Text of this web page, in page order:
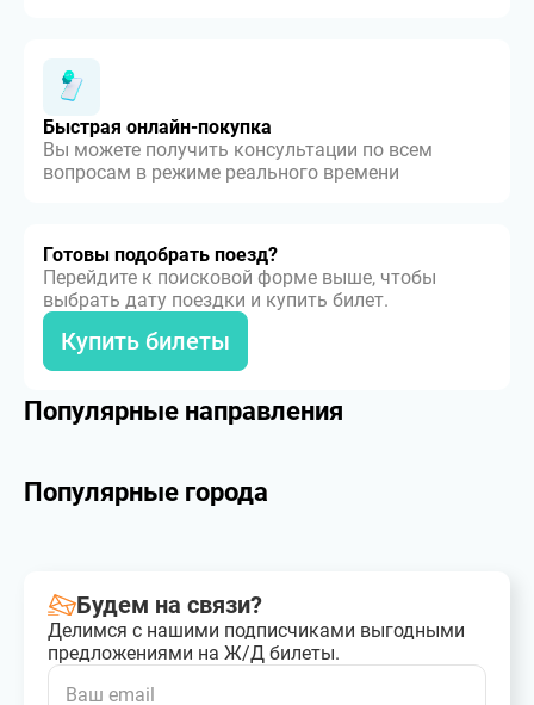
Быстрая онлайн-покупка
Вы можете получить консультации по всем
вопросам в режиме реального времени
Готовы подобрать поезд?
Перейдите к поисковой форме выше, чтобы
выбрать дату поездки и купить билет.
Купить билеты
Популярные направления
Популярные города
Будем на связи?
Делимся с нашими подписчиками выгодными
предложениями на Ж/Д билеты.